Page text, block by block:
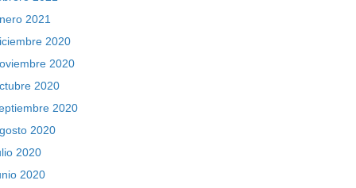
2021
2020
2020
2020
2020
2020
2020
2020